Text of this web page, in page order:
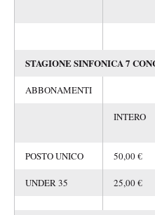
STAGIONE SINFONICA 7
ABBONAMENTI
INTERO
POSTO UNICO 50,00 €
UNDER 35 25,00 €